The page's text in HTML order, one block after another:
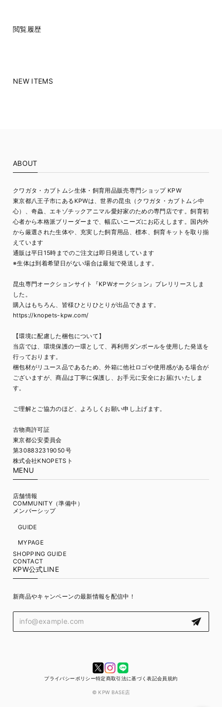
閲覧履歴
NEW ITEMS
ABOUT
クワガタ・カブトムシ生体・飼育用品販売専門ショップ KPW
東京都八王子市にあるKPWは、世界の昆虫（クワガタ・カブトムシ中
心）、奇蟲、エキゾチックアニマル愛好家のための専門店です。飼育初
心者から本格派ブリーダーまで、幅広いニーズにお応えします。国内外
から厳選された生体や、充実した飼育用品、標本、飼育キットを取り揃
えています
通販は平日15時までのご注文は即日発送しています
※生体は到着希望日がない場合は最短で発送します。
昆虫専門オークションサイト『KPWオークション』プレリリースしま
した。
購入はもちろん、皆様ひとりひとりが出品できます。
https://knopets-kpw.com/
【環境に配慮した梱包について】
当店では、環境保護の一環として、再利用ダンボールを使用した発送を
行っております。
梱包材がリユース品であるため、外箱に他社ロゴや使用感がある場合が
ございますが、商品は丁寧に保護し、お手元に安全にお届けいたしま
す。
ご理解とご協力のほど、よろしくお願い申し上げます。
古物商許可証
東京都公安委員会
第308832319050号
株式会社KNOPETSト
MENU
店舗情報
COMMUNITY（準備中）
メンバーシップ
GUIDE
MYPAGE
SHOPPING GUIDE
CONTACT
KPW公式LINE
新商品やキャンペーンの最新情報を配信中！
プライバシーポリシー特定商取引法に基づく表記会員規約
© KPW BASE店